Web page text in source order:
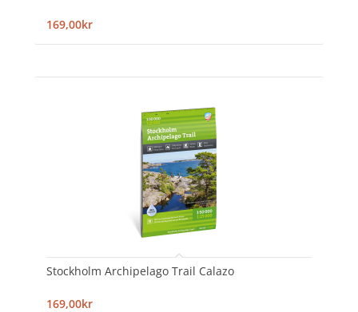
169,00kr
Stockholm Archipelago Trail Calazo
169,00kr